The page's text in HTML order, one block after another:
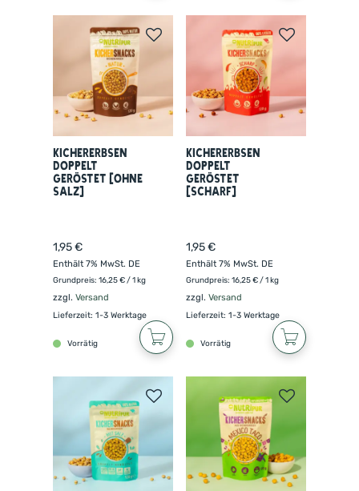
Kichererbsen
doppelt
geröstet (ohne
Salz)
1,95€
Enthält 7% MwSt. DE
Grundpreis: 16,25€/ 1 kg
zzgl. Versand
Lieferzeit: 1-3 Werktage
Vorrätig
Kichererbsen
doppelt
geröstet
(scharf)
1,95€
Enthält 7% MwSt. DE
Grundpreis: 16,25€/ 1 kg
zzgl. Versand
Lieferzeit: 1-3 Werktage
Vorrätig